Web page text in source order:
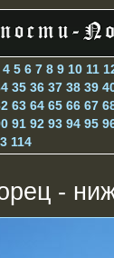
4 5 6 7 8 9 10 11
35 36 37 38 39
63 64 65 66 67
91 92 93 94 95
114
-